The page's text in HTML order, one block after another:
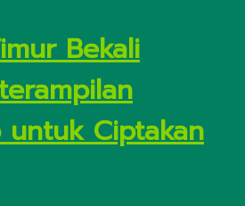
Bekali
Ciptakan